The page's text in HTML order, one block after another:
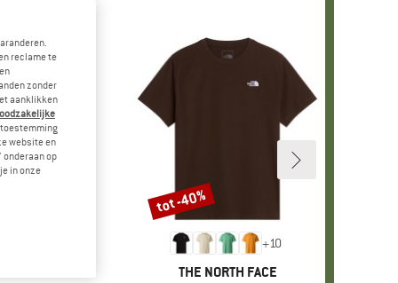
+10
MERK
THE NORTH FACE
Korting
tot -40%
reclame te
zonder
aanklikken
toestemming
website en
onderaan op
in onze